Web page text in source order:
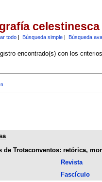
celestinesca
todo| Búsqueda simple| Búsqueda
encontrado(s) con los
de Trotaconventos: retórica,
Revista
Fascículo